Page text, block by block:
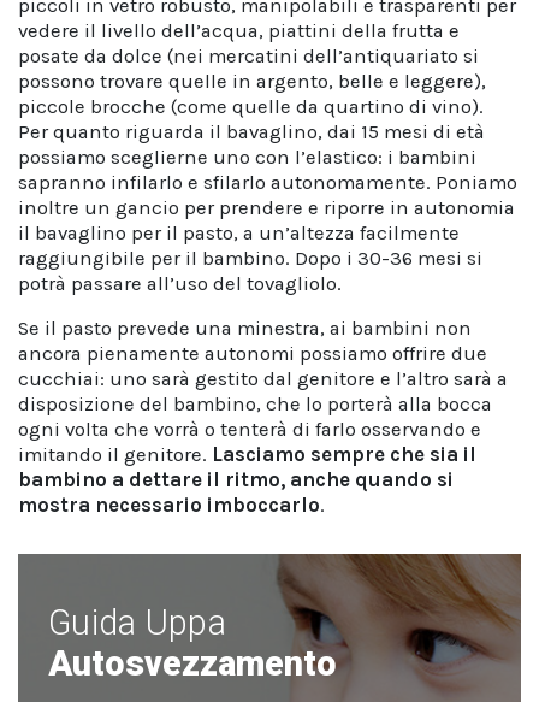
piccoli in vetro robusto, manipolabili e trasparenti per
vedere il livello dell’acqua, piattini della frutta e
posate da dolce (nei mercatini dell’antiquariato si
possono trovare quelle in argento, belle e leggere),
piccole brocche (come quelle da quartino di vino).
Per quanto riguarda il bavaglino, dai 15 mesi di età
possiamo sceglierne uno con l’elastico: i bambini
sapranno infilarlo e sfilarlo autonomamente. Poniamo
inoltre un gancio per prendere e riporre in autonomia
il bavaglino per il pasto, a un’altezza facilmente
raggiungibile per il bambino. Dopo i 30-36 mesi si
potrà passare all’uso del tovagliolo.
Se il pasto prevede una minestra, ai bambini non
ancora pienamente autonomi possiamo offrire due
cucchiai: uno sarà gestito dal genitore e l’altro sarà a
disposizione del bambino, che lo porterà alla bocca
ogni volta che vorrà o tenterà di farlo osservando e
imitando il genitore. Lasciamo sempre che sia il
bambino a dettare il ritmo, anche quando si
mostra necessario imboccarlo.
Guida Uppa
Autosvezzamento